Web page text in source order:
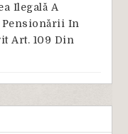
Ilegală A
In
Art. 109 Din